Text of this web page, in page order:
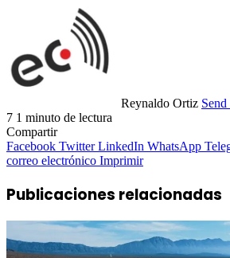
Reynaldo Ortiz Send
7 1 minuto de lectura
Compartir
Facebook Twitter LinkedIn WhatsApp
correo electrónico Imprimir
Publicaciones relacionadas